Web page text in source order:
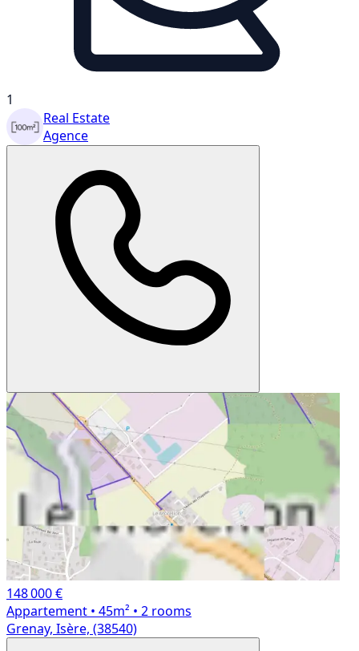
1
Real Estate
Agence
148 000 €
Appartement • 45m² • 2 rooms
Grenay, Isère, (38540)